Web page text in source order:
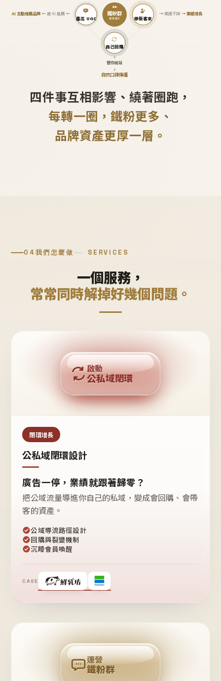
鐵粉群
越滾越大 帶新客來
→業績不掉 →業績增長
自己回購
↓
替你說話
↓
自然口碑傳播
產出 UGC
AI 主動推薦品牌←被 AI 推薦 ←
四件事互相影響、繞著圈跑，
每轉一圈，鐵粉更多、
品牌資產更厚一層。
04我們怎麼做 SERVICES
一個服務，
常常同時解掉好幾個問題。
公域流量
私域鐵粉
回購複利
啟動
公私域閉環
閉環增長
公私域閉環設計
廣告一停，業績就跟著歸零？
把公域流量導進你自己的私域，變成會回購、會帶
客的資產。
公域導流路徑設計
回購與裂變機制
沉睡會員喚醒
CASE
❤
粉
回
購
運營
鐵粉群